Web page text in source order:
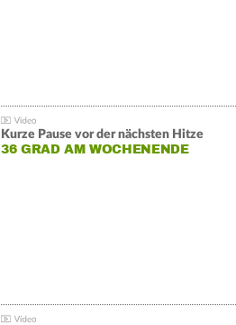
Kurze Pause vor der nächsten Hitze
36 GRAD AM WOCHENENDE